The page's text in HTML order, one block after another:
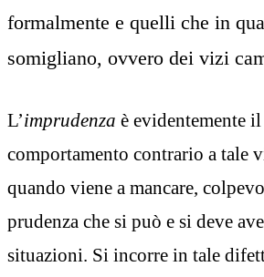
formalmente e quelli che in
somigliano, ovvero dei vizi
L’imprudenza è evidentemente
comportamento contrario a tale
quando viene a mancare,
prudenza che si può e si deve
situazioni. Si incorre in tale